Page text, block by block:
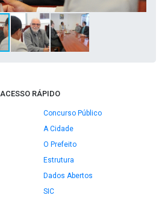
ACESSO RÁPIDO
Concurso Público
A Cidade
O Prefeito
Estrutura
Dados Abertos
SIC